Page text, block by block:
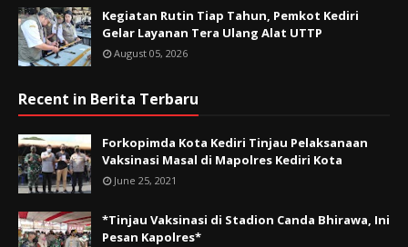
Kegiatan Rutin Tiap Tahun, Pemkot Kediri
Gelar Layanan Tera Ulang Alat UTTP
August 05, 2026
Recent in Berita Terbaru
Forkopimda Kota Kediri Tinjau Pelaksanaan
Vaksinasi Masal di Mapolres Kediri Kota
June 25, 2021
*Tinjau Vaksinasi di Stadion Canda Bhirawa, Ini
Pesan Kapolres*